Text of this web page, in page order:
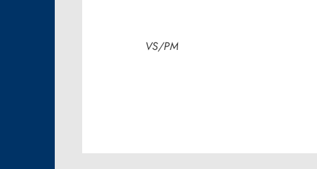
VS/PM